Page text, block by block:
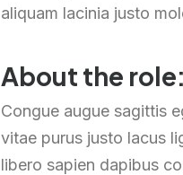
aliquam lacinia justo
About the role:
Congue augue sagittis
vitae purus justo lacus
libero sapien dapibus